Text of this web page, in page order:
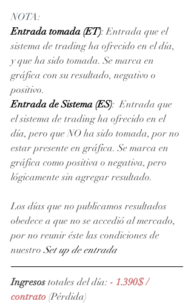
NOTA:
Entrada tomada (ET): Entrada que el
sistema de trading ha ofrecido en el día,
y que ha sido tomada. Se marca en
gráfica con su resultado, negativo o
positivo.
Entrada de Sistema (ES):  Entrada que
el sistema de trading ha ofrecido en el
día, pero que NO ha sido tomada, por no
estar presente en gráfica. Se marca en
gráfica como positiva o negativa, pero
lógicamente sin agregar resultado.
Los días que no publicamos resultados
obedece a que no se accedió al mercado,
por no reunir éste las condiciones de
nuestro Set up de entrada
Ingresos totales del día: - 1.390$ /
contrato (Pérdida)